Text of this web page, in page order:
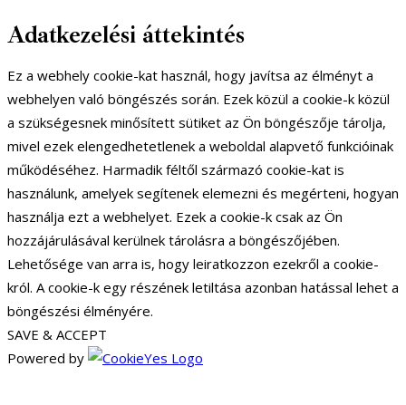
Adatkezelési áttekintés
Ez a webhely cookie-kat használ, hogy javítsa az élményt a
webhelyen való böngészés során. Ezek közül a cookie-k közül
a szükségesnek minősített sütiket az Ön böngészője tárolja,
mivel ezek elengedhetetlenek a weboldal alapvető funkcióinak
működéséhez. Harmadik féltől származó cookie-kat is
használunk, amelyek segítenek elemezni és megérteni, hogyan
használja ezt a webhelyet. Ezek a cookie-k csak az Ön
hozzájárulásával kerülnek tárolásra a böngészőjében.
Lehetősége van arra is, hogy leiratkozzon ezekről a cookie-
król. A cookie-k egy részének letiltása azonban hatással lehet a
böngészési élményére.
SAVE & ACCEPT
Powered by